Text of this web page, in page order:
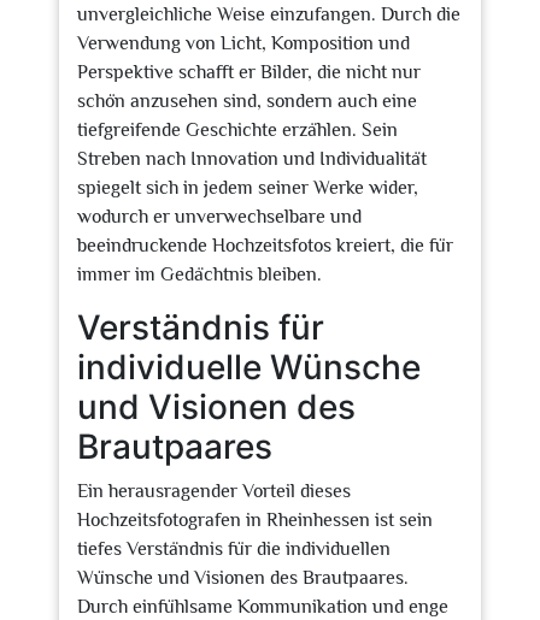
unvergleichliche Weise einzufangen. Durch die
Verwendung von Licht, Komposition und
Perspektive schafft er Bilder, die nicht nur
schön anzusehen sind, sondern auch eine
tiefgreifende Geschichte erzählen. Sein
Streben nach Innovation und Individualität
spiegelt sich in jedem seiner Werke wider,
wodurch er unverwechselbare und
beeindruckende Hochzeitsfotos kreiert, die für
immer im Gedächtnis bleiben.
Verständnis für
individuelle Wünsche
und Visionen des
Brautpaares
Ein herausragender Vorteil dieses
Hochzeitsfotografen in Rheinhessen ist sein
tiefes Verständnis für die individuellen
Wünsche und Visionen des Brautpaares.
Durch einfühlsame Kommunikation und enge